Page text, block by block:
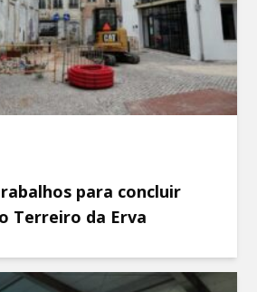
para concluir
Terreiro da Erva